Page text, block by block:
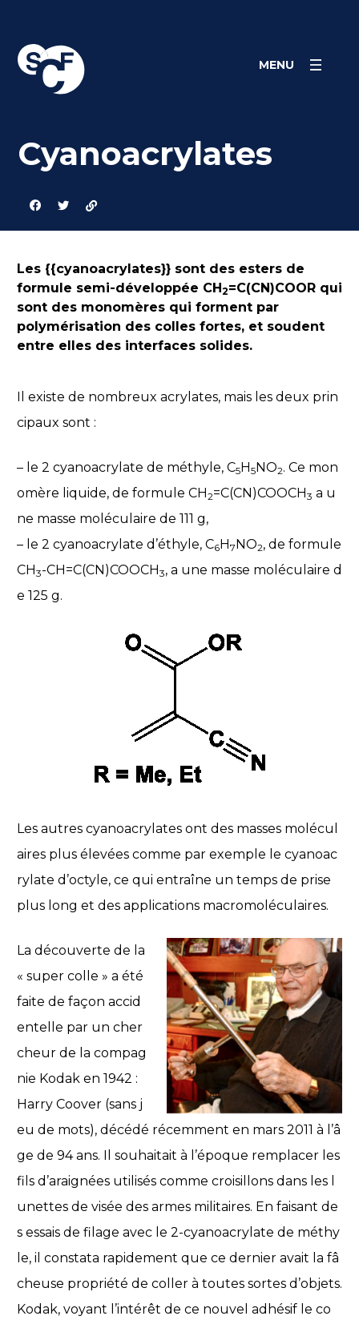
content
MENU
Cyanoacrylates
Les {{cyanoacrylates}} sont des esters de
formule semi-développée CH2=C(CN)COOR qui
sont des monomères qui forment par
polymérisation des colles fortes, et soudent
entre elles des interfaces solides.
Il existe de nombreux acrylates, mais les deux prin
cipaux sont :
– le 2 cyanoacrylate de méthyle, C5H5NO2. Ce mon
omère liquide, de formule CH2=C(CN)COOCH3 a u
ne masse moléculaire de 111 g,
– le 2 cyanoacrylate d’éthyle, C6H7NO2, de formule
CH3-CH=C(CN)COOCH3, a une masse moléculaire d
e 125 g.
Les autres cyanoacrylates ont des masses molécul
aires plus élevées comme par exemple le cyanoac
rylate d’octyle, ce qui entraîne un temps de prise
plus long et des applications macromoléculaires.
La découverte de la
« super colle » a été
faite de façon accid
entelle par un cher
cheur de la compag
nie Kodak en 1942 :
Harry Coover (sans j
eu de mots), décédé récemment en mars 2011 à l’â
ge de 94 ans. Il souhaitait à l’époque remplacer les
fils d’araignées utilisés comme croisillons dans les l
unettes de visée des armes militaires. En faisant de
s essais de filage avec le 2-cyanoacrylate de méthy
le, il constata rapidement que ce dernier avait la fâ
cheuse propriété de coller à toutes sortes d’objets.
Kodak, voyant l’intérêt de ce nouvel adhésif le co